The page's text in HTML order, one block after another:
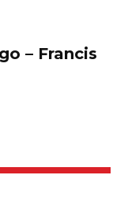
– Francis